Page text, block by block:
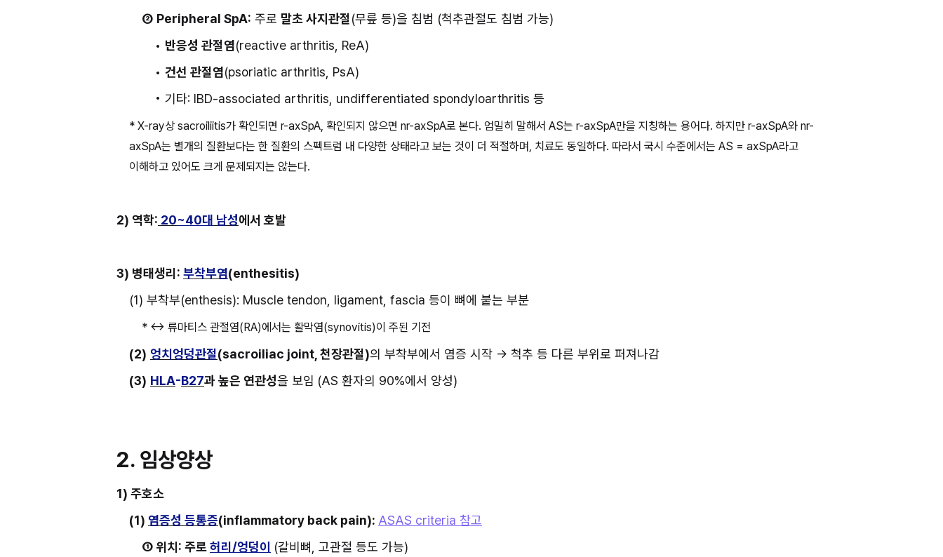
② Peripheral SpA: 주로 말초 사지관절 (무릎 등)을 침범 (척추관절도 침범 가능)
• 반응성 관절염(reactive arthritis, ReA)
• 건선 관절염(psoriatic arthritis, PsA)
• 기타: IBD-associated arthritis, undifferentiated spondyloarthritis 등
* X-ray상 sacroiliitis가 확인되면 r-axSpA, 확인되지 않으면 nr-axSpA로 본다. 엄밀히 말해서 AS는 r-axSpA만을 지칭하는 용어다. 하지만 r-axSpA와 nr-
axSpA는 별개의 질환보다는 한 질환의 스펙트럼 내 다양한 상태라고 보는 것이 더 적절하며, 치료도 동일하다. 따라서 국시 수준에서는 AS = axSpA라고
이해하고 있어도 크게 문제되지는 않는다.
2) 역학: 20~40대 남성에서 호발
3) 병태생리: 부착부염(enthesitis)
(1) 부착부(enthesis): Muscle tendon, ligament, fascia 등이 뼈에 붙는 부분
* ↔ 류마티스 관절염(RA)에서는 활막염(synovitis)이 주된 기전
(2) 엉치엉덩관절(sacroiliac joint, 천장관절)의 부착부에서 염증 시작 → 척추 등 다른 부위로 퍼져나감
(3) HLA-B27과 높은 연관성을 보임 (AS 환자의 90%에서 양성)
2. 임상양상
1) 주호소
(1) 염증성 등통증(inflammatory back pain): ASAS criteria 참고
① 위치: 주로 허리/엉덩이 (갈비뼈, 고관절 등도 가능)